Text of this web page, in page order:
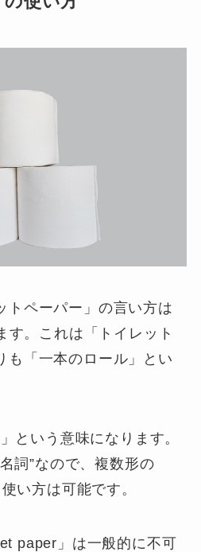
トペーパー」の言い方は
す。これは「トイレット
も「 一本のロール 」とい
」という意味になります。
詞”なので、複数形の
い方は可能です。
paper」は一般的に不可